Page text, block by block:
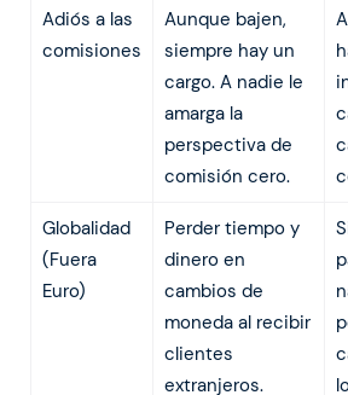
Adiós a las
comisiones
Aunque bajen,
siempre hay un
cargo. A nadie le
amarga la
perspectiva de
comisión cero.
Globalidad
(Fuera
Euro)
Perder tiempo y
dinero en
cambios de
moneda al recibir
clientes
extranjeros.